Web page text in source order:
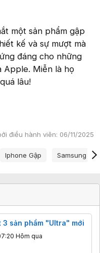
một sản phẩm gập
kế và sự mượt mà
đáng cho những
Apple. Miễn là họ
lâu!
điều hành viên: 06/11/2025
Iphone Gập Samsung
3 sản phẩm "Ultra" mới
Hôm qua